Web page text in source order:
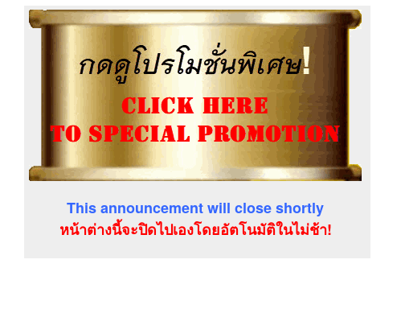
This announcement will close shortly
หน้าต่างนี้จะปิดไปเองโดยอัตโนมัติในไม่ช้า!